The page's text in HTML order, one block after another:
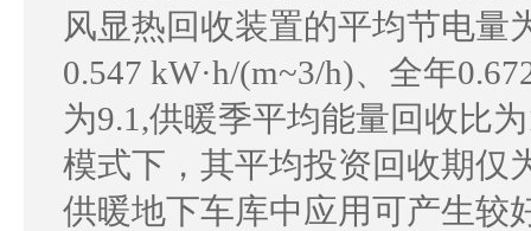
风显热回收装置的平均节电量
0.547 kW·h/(m~3/h)、全年
为9.1,供暖季平均能量回收比
模式下，其平均投资回收期仅
供暖地下车库中应用可产生较